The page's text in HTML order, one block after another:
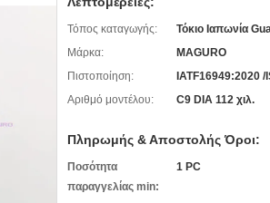
Τόπος καταγωγής:
Τόκιο Ιαπωνία
Μάρκα:
MAGURO
Πιστοποίηση:
IATF16949:2020
Αριθμό μοντέλου:
C9 DIA 112 χιλ.
Πληρωμής & Αποστολής Όροι:
Ποσότητα
παραγγελίας min:
1 PC